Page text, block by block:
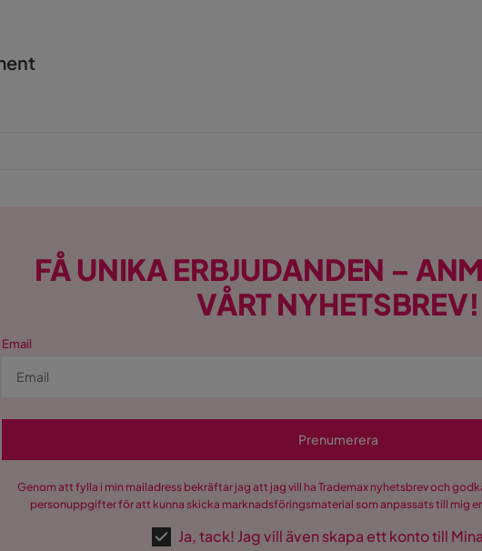
FÅ UNIKA ERBJUDANDEN –
VÅRT NYHETSBREV!
Email
Prenumerera
Genom att fylla i min mailadress bekräftar jag att jag vill ha Trademax nyhetsbrev och
personuppgifter för att kunna skicka marknadsföringsmaterial som anpassats till mig
Ja, tack! Jag vill även skapa ett konto till